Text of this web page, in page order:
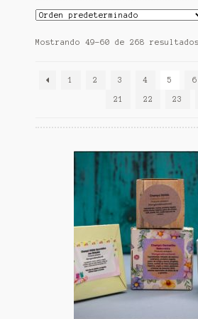
Mostrando 49–60 de 268 resultados
1 2 3 4 5 6
21 22 23